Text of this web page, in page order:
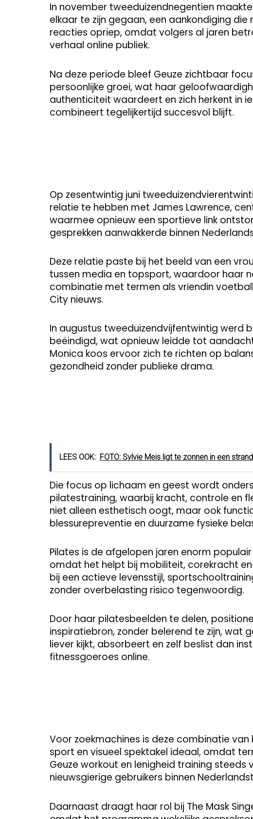
In november tweeduizendnegentien
elkaar te zijn gegaan, een aankondiging
reacties opriep, omdat volgers al jaren
verhaal online publiek.
Na deze periode bleef Geuze zichtbaar
persoonlijke groei, wat haar
authenticiteit waardeert en zich herkent in
combineert tegelijkertijd succesvol blijft.
Op zesentwintig juni
relatie te hebben met James Lawrence,
waarmee opnieuw een sportieve link
gesprekken aanwakkerde binnen
Deze relatie paste bij het beeld van een
tussen media en topsport, waardoor haar
combinatie met termen als vriendin
City nieuws.
In augustus tweeduizendvijfentwintig werd
beëindigd, wat opnieuw leidde tot
Monica koos ervoor zich te richten op
gezondheid zonder publieke drama.
LEES OOK: FOTO: Sylvie Meis ligt te zonnen in een
Die focus op lichaam en geest wordt
pilatestraining, waarbij kracht, controle en
niet alleen esthetisch oogt, maar ook
blessurepreventie en duurzame fysieke
Pilates is de afgelopen jaren enorm
omdat het helpt bij mobiliteit, corekracht
bij een actieve levensstijl,
zonder overbelasting risico tegenwoordig.
Door haar pilatesbeelden te delen,
inspiratiebron, zonder belerend te zijn, wat
liever kijkt, absorbeert en zelf beslist dan
fitnessgoeroes online.
Voor zoekmachines is deze combinatie
sport en visueel spektakel ideaal, omdat
Geuze workout en lenigheid training
nieuwsgierige gebruikers binnen
Daarnaast draagt haar rol bij The Mask